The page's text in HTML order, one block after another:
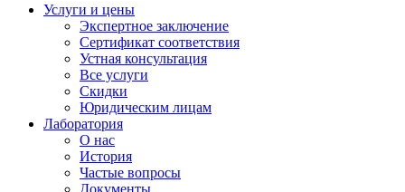
Услуги и цены
Экспертное заключение
Сертификат соответствия
Устная консультация
Все услуги
Скидки
Юридическим лицам
Лаборатория
О нас
История
Частые вопросы
Документы